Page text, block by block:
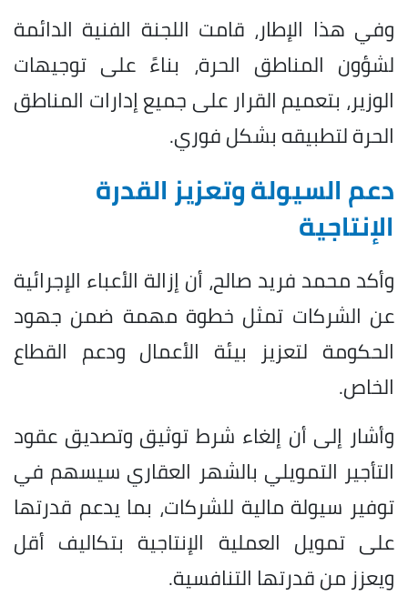
وفي هذا الإطار، قامت اللجنة الفنية الدائمة
لشؤون المناطق الحرة، بناءً على توجيهات
الوزير، بتعميم القرار على جميع إدارات المناطق
الحرة لتطبيقه بشكل فوري.
دعم السيولة وتعزيز القدرة
الإنتاجية
وأكد محمد فريد صالح، أن إزالة الأعباء الإجرائية
عن الشركات تمثل خطوة مهمة ضمن جهود
الحكومة لتعزيز بيئة الأعمال ودعم القطاع
الخاص.
وأشار إلى أن إلغاء شرط توثيق وتصديق عقود
التأجير التمويلي بالشهر العقاري سيسهم في
توفير سيولة مالية للشركات، بما يدعم قدرتها
على تمويل العملية الإنتاجية بتكاليف أقل
ويعزز من قدرتها التنافسية.